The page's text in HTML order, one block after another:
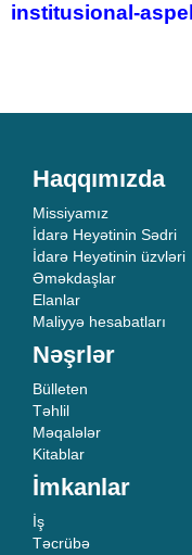
institusional-
Haqqımızda
Missiyamız
İdarə Heyətinin Sədri
İdarə Heyətinin üzvləri
Əməkdaşlar
Elanlar
Maliyyə hesabatları
Nəşrlər
Bülleten
Təhlil
Məqalələr
Kitablar
İmkanlar
İş
Təcrübə